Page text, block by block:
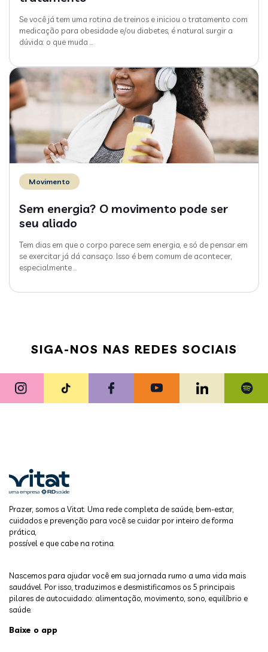
Se você já tem uma rotina de treinos e iniciou o tratamento com
medicação para obesidade e/ou diabetes, é natural surgir a
dúvida: o que muda
Movimento
Sem energia? O movimento pode ser
seu aliado
Tem dias em que o corpo parece sem energia, e só de pensar em
se exercitar já dá cansaço. Isso é bem comum de acontecer,
especialmente
SIGA-NOS NAS REDES SOCIAIS
Prazer, somos a Vitat. Uma rede completa de saúde, bem-estar,
cuidados e prevenção para você se cuidar por inteiro de forma
prática,
possível e que cabe na rotina.
Nascemos para ajudar você em sua jornada rumo a uma vida mais
saudável. Por isso, traduzimos e desmistificamos os 5 principais
pilares de autocuidado: alimentação, movimento, sono, equilíbrio e
saúde.
Baixe o app